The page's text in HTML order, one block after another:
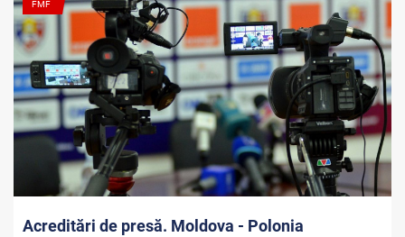
FMF
Acreditări de presă. Moldova - Polonia